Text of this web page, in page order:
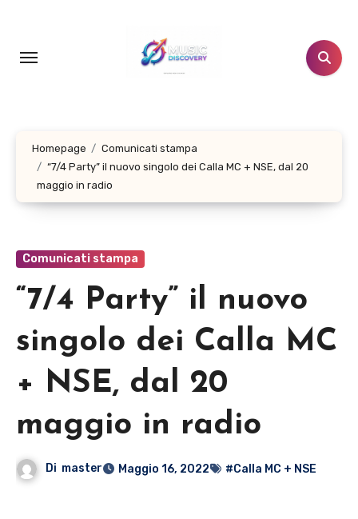
contenuto
Homepage
Comunicati stampa
“7/4 Party” il nuovo singolo dei Calla MC + NSE, dal 20
maggio in radio
Comunicati stampa
“7/4 Party” il nuovo
singolo dei Calla MC
+ NSE, dal 20
maggio in radio
Di master Maggio 16, 2022 #Calla MC + NSE